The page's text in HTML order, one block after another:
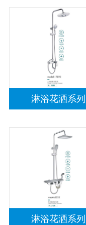
淋浴花洒系列
淋浴花洒系列